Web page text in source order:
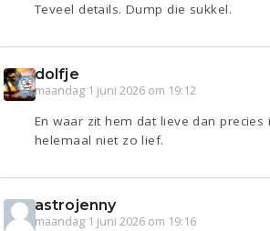
Teveel details. Dump die sukkel.
dolfje
maandag 1 juni 2026 om 19:12
En waar zit hem dat lieve dan precies
helemaal niet zo lief.
astrojenny
maandag 1 juni 2026 om 19:16